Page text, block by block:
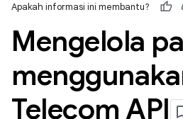
Apakah informasi ini membantu?
Mengelola
Telecom API